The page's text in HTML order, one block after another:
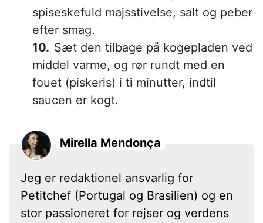
spiseskefuld majsstivelse, salt og peber
efter smag.
Sæt den tilbage på kogepladen ved
middel varme, og rør rundt med en
fouet (piskeris) i ti minutter, indtil
saucen er kogt.
Mirella Mendonça
Jeg er redaktionel ansvarlig for
Petitchef (Portugal og Brasilien) og en
stor passioneret for rejser og verdens